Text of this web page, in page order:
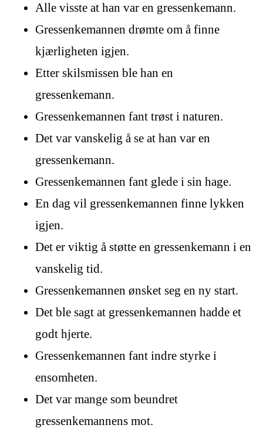
Alle visste at han var en gressenkemann.
Gressenkemannen drømte om å finne
kjærligheten igjen.
Etter skilsmissen ble han en
gressenkemann.
Gressenkemannen fant trøst i naturen.
Det var vanskelig å se at han var en
gressenkemann.
Gressenkemannen fant glede i sin hage.
En dag vil gressenkemannen finne lykken
igjen.
Det er viktig å støtte en gressenkemann i en
vanskelig tid.
Gressenkemannen ønsket seg en ny start.
Det ble sagt at gressenkemannen hadde et
godt hjerte.
Gressenkemannen fant indre styrke i
ensomheten.
Det var mange som beundret
gressenkemannens mot.